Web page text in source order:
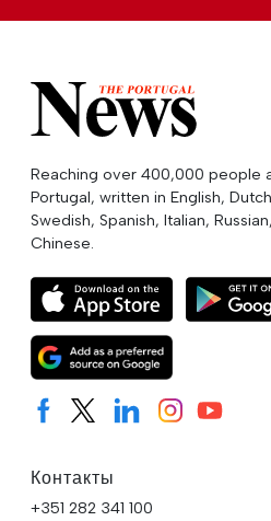
Reaching over 400,000 people
Portugal, written in English,
Swedish, Spanish, Italian,
Chinese.
Контакты
+351 282 341 100